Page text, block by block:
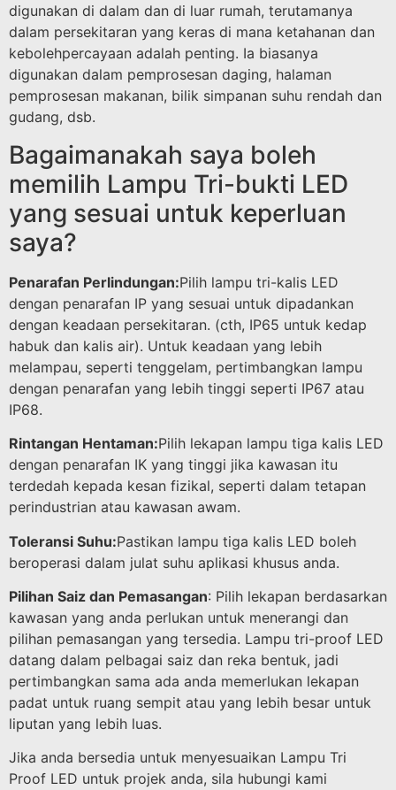
digunakan di dalam dan di luar rumah, terutamanya
dalam persekitaran yang keras di mana ketahanan dan
kebolehpercayaan adalah penting. Ia biasanya
digunakan dalam pemprosesan daging, halaman
pemprosesan makanan, bilik simpanan suhu rendah dan
gudang, dsb.
Bagaimanakah saya boleh
memilih Lampu Tri-bukti LED
yang sesuai untuk keperluan
saya?
Penarafan Perlindungan:Pilih lampu tri-kalis LED
dengan penarafan IP yang sesuai untuk dipadankan
dengan keadaan persekitaran. (cth, IP65 untuk kedap
habuk dan kalis air). Untuk keadaan yang lebih
melampau, seperti tenggelam, pertimbangkan lampu
dengan penarafan yang lebih tinggi seperti IP67 atau
IP68.
Rintangan Hentaman:Pilih lekapan lampu tiga kalis LED
dengan penarafan IK yang tinggi jika kawasan itu
terdedah kepada kesan fizikal, seperti dalam tetapan
perindustrian atau kawasan awam.
Toleransi Suhu:Pastikan lampu tiga kalis LED boleh
beroperasi dalam julat suhu aplikasi khusus anda.
Pilihan Saiz dan Pemasangan: Pilih lekapan berdasarkan
kawasan yang anda perlukan untuk menerangi dan
pilihan pemasangan yang tersedia. Lampu tri-proof LED
datang dalam pelbagai saiz dan reka bentuk, jadi
pertimbangkan sama ada anda memerlukan lekapan
padat untuk ruang sempit atau yang lebih besar untuk
liputan yang lebih luas.
Jika anda bersedia untuk menyesuaikan Lampu Tri
Proof LED untuk projek anda, sila hubungi kami